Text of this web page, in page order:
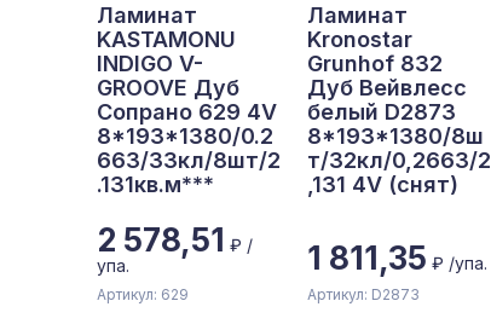
Ламинат
KASTAMONU
INDIGO V-
GROOVE Дуб
Сопрано 629 4V
8*193*1380/0.2
663/33кл/8шт/2
.131кв.м***
2 578,51 ₽ /
упа.
Артикул: 629
Ламинат
Kronostar
Grunhof 832
Дуб Вейвлесс
белый D2873
8*193*1380/8ш
т/32кл/0,2663/2
,131 4V (снят)
1 811,35 ₽ /упа.
Артикул: D2873